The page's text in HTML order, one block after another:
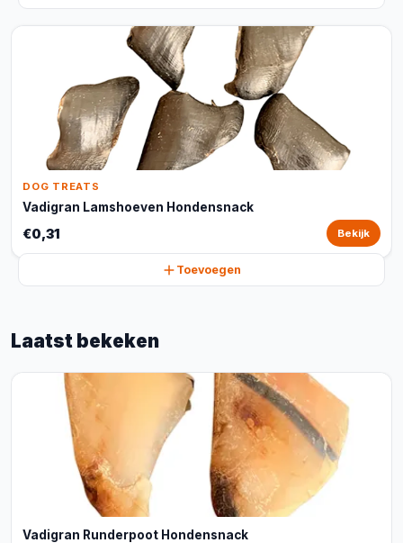
DOG TREATS
Vadigran Lamshoeven Hondensnack
€0,31 Bekijk
Toevoegen
Laatst bekeken
Vadigran Runderpoot Hondensnack